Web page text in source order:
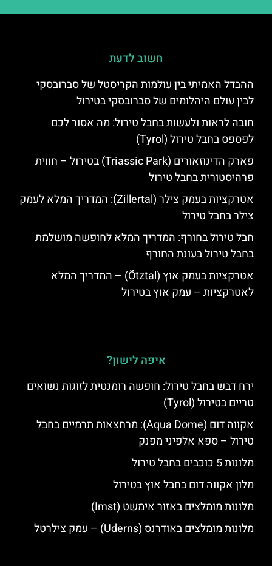
חשוב לדעת
ההבדל האמיתי בין עולמות הקריסטל של סברובסקי
לבין עולם היהלומים של סברובסקי בטירול
חובה לראות ולעשות בחבל טירול: מה אסור לכם
לפספס בחבל טירול (Tyrol)
פארק הדינוזאורים (Triassic Park) בטירול – חווית
פרהיסטורית בחבל טירול
אטרקציות בעמק צילר (Zillertal): המדריך המלא לעמק
צילר בחבל טירול
חבל טירול בחורף: המדריך המלא לחופשה מושלמת
בחבל טירול בעונת החורף
אטרקציות בעמק אוץ (Ötztal) – המדריך המלא
לאטרקציות – עמק אוץ בטירול
איפה לישון?
ירח דבש בחבל טירול: חופשה רומנטית לזוגות נשואים
טריים בטירול (Tyrol)
אקווה דום (Aqua Dome): מרחצאות תרמיים בחבל
טירול – ספא אלפיני מפנק
מלונות 5 כוכבים בחבל טירול
מלון אקווה דום בחבל אוץ בטירול
מלונות מומלצים באזור אימשט (Imst)
מלונות מומלצים באודרנס (Uderns) – עמק צילרטל